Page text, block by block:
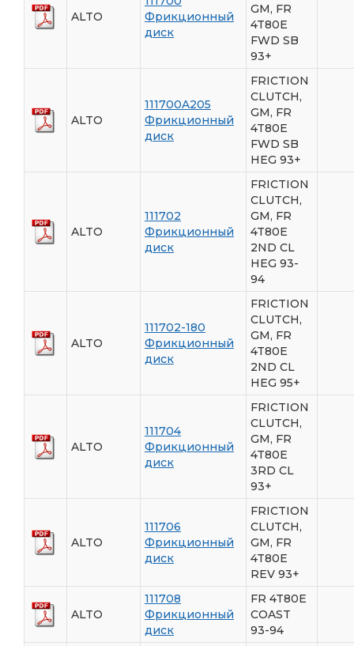
ALTO
Фрикционный
диск
GM, FR
4T80E
FWD SB
93+
ALTO
111700A205
Фрикционный
диск
FRICTION
CLUTCH,
GM, FR
4T80E
FWD SB
HEG 93+
ALTO
111702
Фрикционный
диск
FRICTION
CLUTCH,
GM, FR
4T80E
2ND CL
HEG 93-
94
ALTO
111702-180
Фрикционный
диск
FRICTION
CLUTCH,
GM, FR
4T80E
2ND CL
HEG 95+
ALTO
111704
Фрикционный
диск
FRICTION
CLUTCH,
GM, FR
4T80E
3RD CL
93+
ALTO
111706
Фрикционный
диск
FRICTION
CLUTCH,
GM, FR
4T80E
REV 93+
ALTO
111708
Фрикционный
диск
FR 4T80E
COAST
93-94